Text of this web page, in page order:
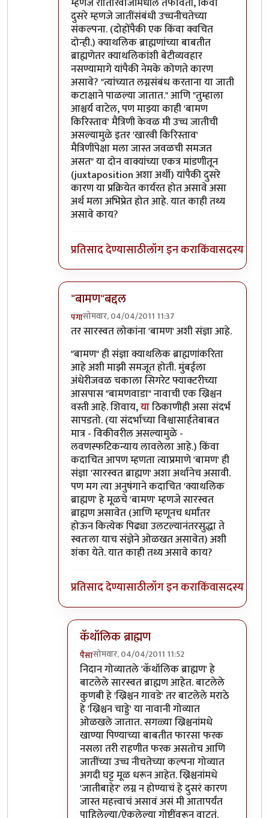
दुसरे म्हणजे जातींसंबंधी उच्चनीचतेच्या
संकल्पना. (दोहोंपैकी एक किंवा क्वचित
दोन्ही.) क्याथलिक ब्राह्मणांच्या बाबतीत
ब्राह्मणेतर क्याथलिकांशी बेटीव्यवहार
नसण्यामागे यांपैकी नेमके कोणते कारण
असावे? "त्यांच्यात लग्नसंबंध करताना या जाती
कटाक्षाने पाळल्या जातात." आणि "तुम्हाला
आश्चर्य वाटेल, पण माझ्या काही 'बामण
किरिस्ताव' मैत्रिणी केवळ मी उच्च जातीची
असल्यामुळे इतर 'खारवी किरिस्ताव'
मैत्रिणींपेक्षा मला जास्त जवळची समजत
असत" या दोन वाक्यांच्या एकत्र मांडणीतून
(juxtaposition अशा अर्थी) यांपैकी दुसरे
कारण या प्रक्रियेत कार्यरत होत असावे असा
अर्थ मला अभिप्रेत होत आहे. यात काही तथ्य
असावे काय?
प्रतिसाद देण्यासाठीलॉग इन कराकिंवासदस्य व्हा
"बामण"बद्दल
पंगासोमवार, 04/04/2011 11:37
In reply toगोव्यातील ब्राह्मणbyपैसा
तर सारस्वत लोकांना 'बामण' अशी संज्ञा आहे.
"बामण" ही संज्ञा क्याथलिक ब्राह्मणांकरिता
आहे अशी माझी समजूत होती. मुंबईला
अंधेरीजवळ चकाला सिगरेट फ्याक्टरीच्या
आसपास "बामणवाडा" नावाची एक ख्रिश्चन
वस्ती आहे. शिवाय,याठिकाणीही असा संदर्भ
सापडतो. (या संदर्भाच्या विश्वासार्हतेबाबत
मात्र - विकीवरील असल्यामुळे -
लवणस्फटिकन्याय लावलेला आहे.) किंवा
कदाचित आपण म्हणता त्याप्रमाणे 'बामण' ही
संज्ञा 'सारस्वत ब्राह्मण' अशा अर्थानेच असावी.
पण मग त्या अनुषंगाने कदाचित 'क्याथलिक
ब्राह्मण' हे मूळचे 'बामण' म्हणजे सारस्वत
ब्राह्मण असावेत (आणि म्हणूनच धर्मांतर
होऊन कित्येक पिढ्या उलटल्यानंतरसुद्धा ते
स्वतःला याच संज्ञेने ओळखत असावेत) अशी
शंका येते. यात काही तथ्य असावे काय?
प्रतिसाद देण्यासाठीलॉग इन कराकिंवासदस्य व्हा
कॅथॉलिक ब्राह्मण
पैसासोमवार, 04/04/2011 11:52
In reply to"बामण"बद्दलbyपंगा
निदान गोव्यातले 'कॅथॉलिक ब्राह्मण' हे
बाटलेले सारस्वत ब्राह्मण आहेत. बाटलेले
कुणबी हे 'ख्रिश्चन गावडे' तर बाटलेले मराठे
हे 'ख्रिश्चन चाड्डे' या नावानी गोव्यात
ओळखले जातात. सगळ्या ख्रिश्चनांमधे
खाण्या पिण्याच्या बाबतीत फारसा फरक
नसला तरी राहणीत फरक असतोच आणि
जातींच्या उच्च नीचतेच्या कल्पना गोव्यात
अगदी घट्ट मूळ धरून आहेत. ख्रिश्चनांमधे
'जातीबाहेर' लग्न न होण्याचं हे दुसरं कारण
जास्त महत्त्वाचं असावं असं मी आतापर्यंत